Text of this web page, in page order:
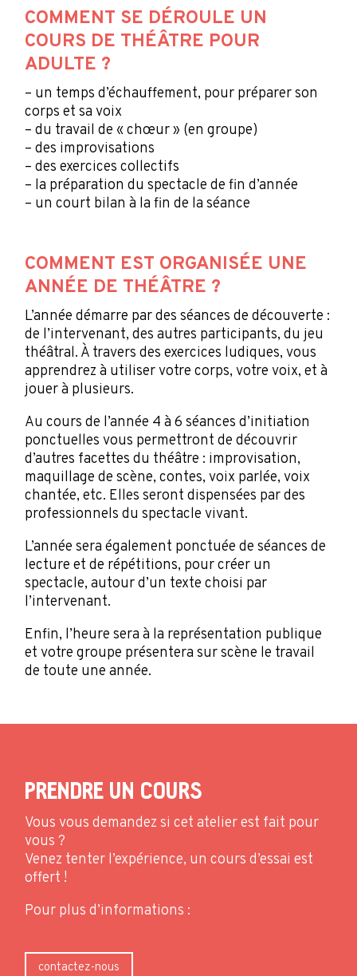
COMMENT SE DÉROULE UN
COURS DE THÉÂTRE POUR
ADULTE ?
– un temps d’échauffement, pour préparer son
corps et sa voix
– du travail de « chœur » (en groupe)
– des improvisations
– des exercices collectifs
– la préparation du spectacle de fin d’année
– un court bilan à la fin de la séance
COMMENT EST ORGANISÉE UNE
ANNÉE DE THÉÂTRE ?
L’année démarre par des séances de découverte :
de l’intervenant, des autres participants, du jeu
théâtral. À travers des exercices ludiques, vous
apprendrez à utiliser votre corps, votre voix, et à
jouer à plusieurs.
Au cours de l’année 4 à 6 séances d’initiation
ponctuelles vous permettront de découvrir
d’autres facettes du théâtre : improvisation,
maquillage de scène, contes, voix parlée, voix
chantée, etc. Elles seront dispensées par des
professionnels du spectacle vivant.
L’année sera également ponctuée de séances de
lecture et de répétitions, pour créer un
spectacle, autour d’un texte choisi par
l’intervenant.
Enfin, l’heure sera à la représentation publique
et votre groupe présentera sur scène le travail
de toute une année.
PRENDRE UN COURS
Vous vous demandez si cet atelier est fait pour
vous ?
Venez tenter l’expérience, un cours d’essai est
offert !
Pour plus d’informations :
contactez-nous